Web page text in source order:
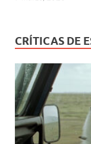
CRÍTICAS DE